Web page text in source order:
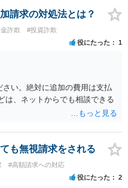
めします。しつこいようであ
うことも必要になるかもしれま
請求の対処法とは？
詐欺 #投資詐欺
役にたった 1
い。絶対に追加の費用は支払
は、ネットからでも相談できる
も無視請求をされる
#高額請求への対応
役にたった 2